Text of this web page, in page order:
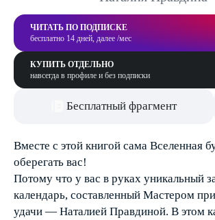
ЧИТАТЬ ПО ПОДПИСКЕ
бесплатно 14 дней, далее /мес
КУПИТЬ ОТДЕЛЬНО
навсегда в профиле и без подписки
Бесплатный фрагмент
Вместе с этой книгой сама Вселенная
оберегать вас!
Потому что у вас в руках уникальный
календарь, составленный Мастером
удачи — Наталией Правдиной. В этом